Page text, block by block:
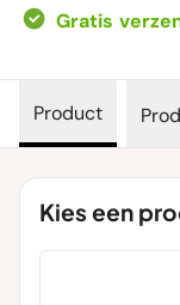
Gratis
Product
Kies een